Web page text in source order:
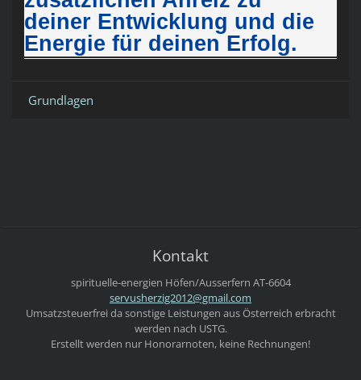
deiner Entwicklung und die
Energie für deinen Erfolg.
Grundlagen
Kontakt
spirituelle-energien Höfen/Ausserfern AT-6604
servusherzig2012@gmail.com
Umsatzsteuerfrei da sonstige Leistungen aus Österreich erbracht
werden nach USTG.
Erstellt werden nur Honorarnoten, keine Rechnungen!